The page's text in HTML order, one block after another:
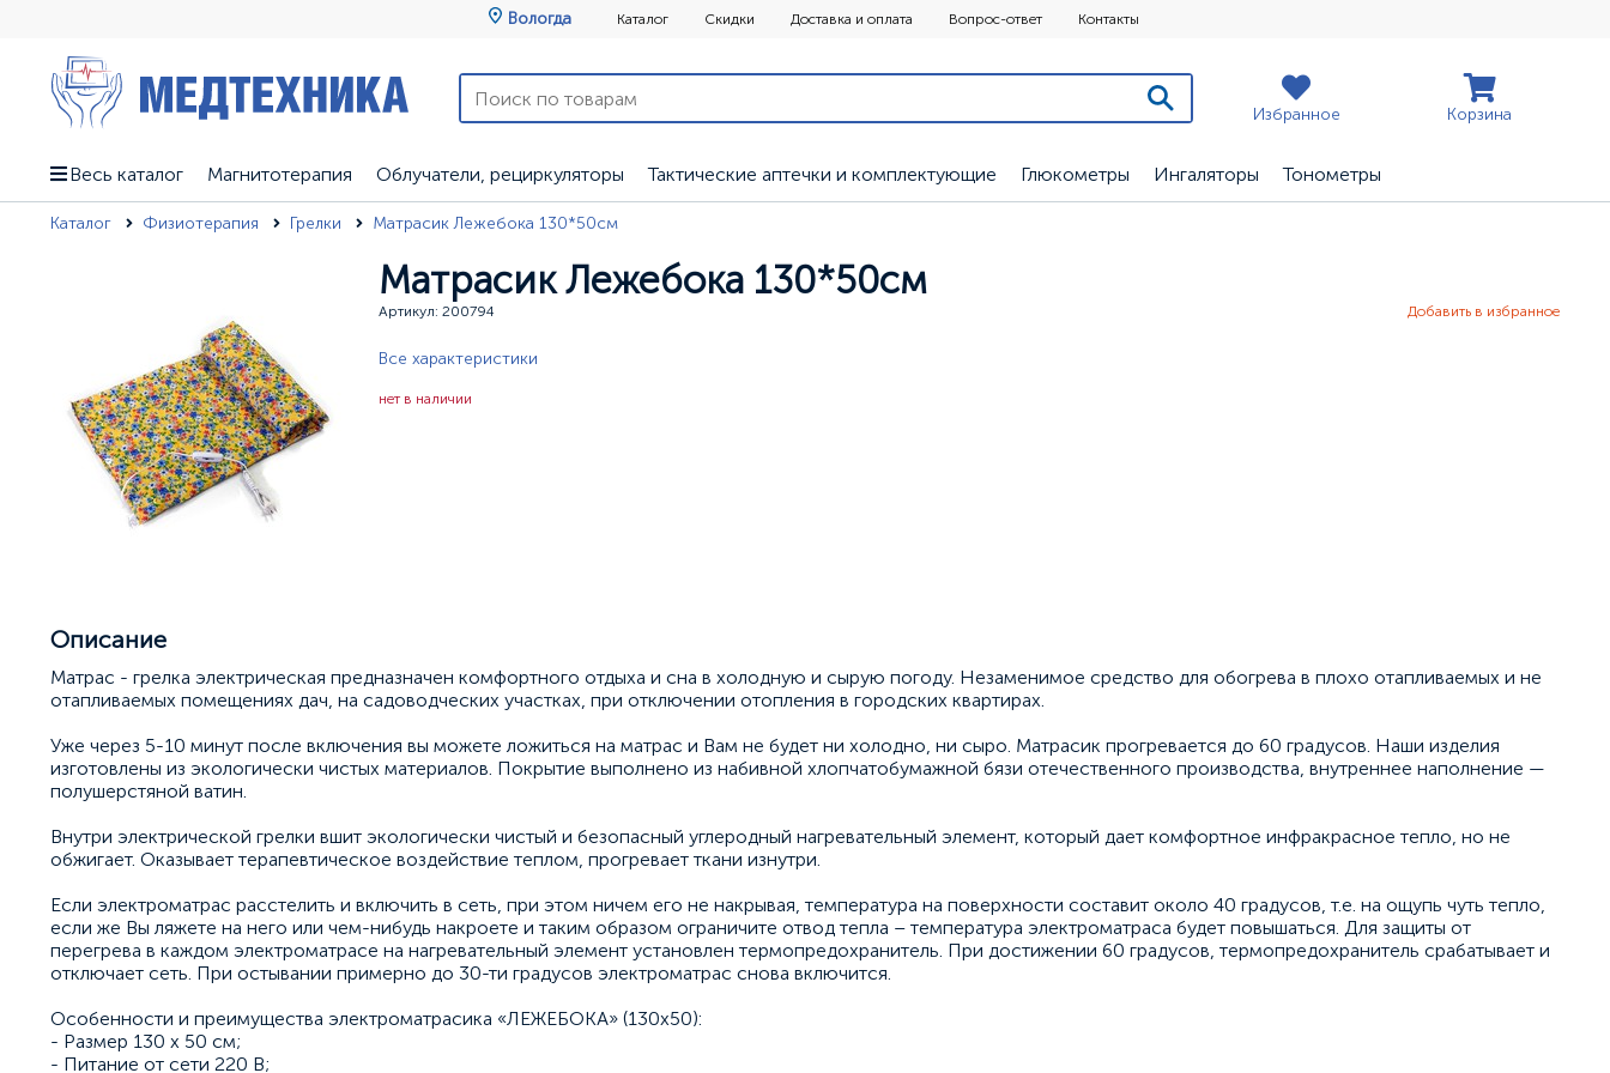
Вологда Каталог Скидки Доставка и оплата Вопрос-ответ Контакты
Избранное Корзина
Весь каталог Магнитотерапия Облучатели, рециркуляторы Тактические аптечки и комплектующие Глюкометры Ингаляторы Тонометры
Каталог Физиотерапия Грелки Матрасик Лежебока 130*50см
Матрасик Лежебока 130*50см
Артикул: 200794 Добавить в избранное
Все характеристики
нет в наличии
Описание
Матрас - грелка электрическая предназначен комфортного отдыха и сна в холодную и сырую погоду. Незаменимое средство для обогрева в плохо отапливаемых и не
отапливаемых помещениях дач, на садоводческих участках, при отключении отопления в городских квартирах.
Уже через 5-10 минут после включения вы можете ложиться на матрас и Вам не будет ни холодно, ни сыро. Матрасик прогревается до 60 градусов. Наши изделия
изготовлены из экологически чистых материалов. Покрытие выполнено из набивной хлопчатобумажной бязи отечественного производства, внутреннее наполнение —
полушерстяной ватин.
Внутри электрической грелки вшит экологически чистый и безопасный углеродный нагревательный элемент, который дает комфортное инфракрасное тепло, но не
обжигает. Оказывает терапевтическое воздействие теплом, прогревает ткани изнутри.
Если электроматрас расстелить и включить в сеть, при этом ничем его не накрывая, температура на поверхности составит около 40 градусов, т.е. на ощупь чуть тепло,
если же Вы ляжете на него или чем-нибудь накроете и таким образом ограничите отвод тепла – температура электроматраса будет повышаться. Для защиты от
перегрева в каждом электроматрасе на нагревательный элемент установлен термопредохранитель. При достижении 60 градусов, термопредохранитель срабатывает и
отключает сеть. При остывании примерно до 30-ти градусов электроматрас снова включится.
Особенности и преимущества электроматрасика «ЛЕЖЕБОКА» (130х50):
- Размер 130 х 50 см;
- Питание от сети 220 В;